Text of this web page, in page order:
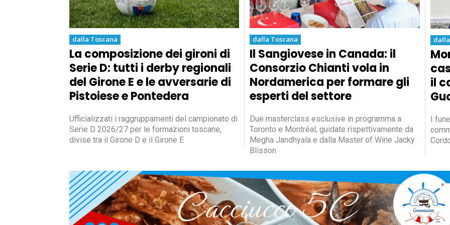
dalla Toscana
La composizione dei gironi di
Serie D: tutti i derby regionali
del Girone E e le avversarie di
Pistoiese e Pontedera
Ufficializzati i raggruppamenti del campionato di
Serie D 2026/27 per le formazioni toscane,
divise tra il Girone D e il Girone E
dalla Toscana
Il Sangiovese in Canada: il
Consorzio Chianti vola in
Nordamerica per formare gli
esperti del settore
Due masterclass esclusive in programma a
Toronto e Montréal, guidate rispettivamente da
Megha Jandhyala e dalla Master of Wine Jacky
Blisson
il
I